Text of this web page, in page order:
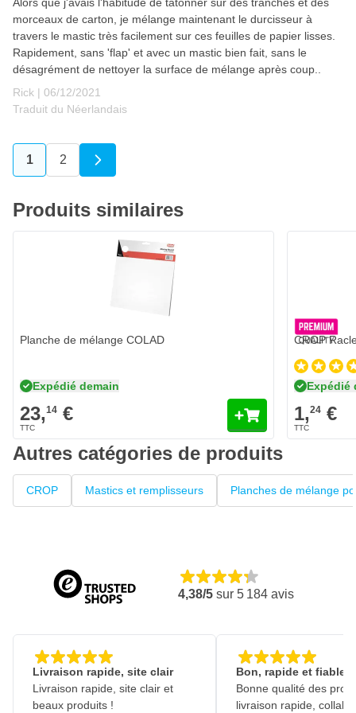
morceaux de carton, je mélange maintenant le durcisseur à
travers le mastic très facilement sur ces feuilles de papier lisses.
Rapidement, sans 'flap' et avec un mastic bien fait, sans le
désagrément de nettoyer la surface de mélange après coup..
Rick | 6 décembre 2021
06/12/2021
Traduit du Néerlandais
Vous lisez actuellement la page
1 Page
2
Produits similaires
Planche de mélange COLAD
Expédié demain
23,14 €
CROP
Expédié
1,24 €
Autres catégories de produits
CROP Mastics et remplisseurs Planches de mélange
4,38/5 sur 5 184 avis
Livraison rapide, site clair
Livraison rapide, site clair et
beaux produits !
Bon, rapide et fiable
Bonne qualité des
livraison rapide,